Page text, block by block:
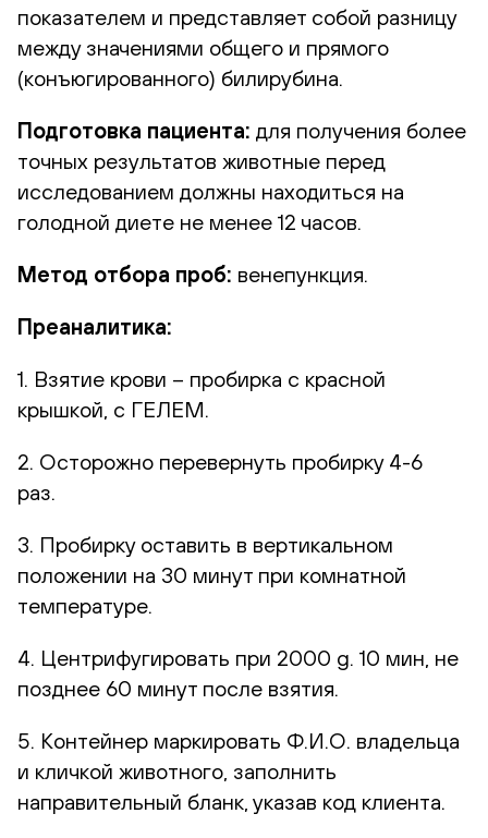
показателем и представляет собой разницу
между значениями общего и прямого
(конъюгированного) билирубина.
Подготовка пациента: для получения более
точных результатов животные перед
исследованием должны находиться на
голодной диете не менее 12 часов.
Метод отбора проб: венепункция.
Преаналитика:
1. Взятие крови – пробирка с красной
крышкой, с ГЕЛЕМ.
2. Осторожно перевернуть пробирку 4-6
раз.
3. Пробирку оставить в вертикальном
положении на 30 минут при комнатной
температуре.
4. Центрифугировать при 2000 g. 10 мин, не
позднее 60 минут после взятия.
5. Контейнер маркировать Ф.И.О. владельца
и кличкой животного, заполнить
направительный бланк, указав код клиента.